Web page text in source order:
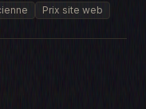
Prix site web